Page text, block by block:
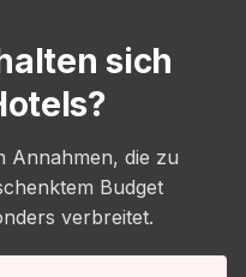
sich
Annahmen, die zu
Budget
verbreitet.